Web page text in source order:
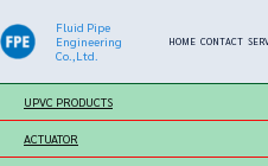
to
content
Fluid Pipe
Engineering
Co.,Ltd.
HOME CONTACT
UPVC PRODUCTS
ACTUATOR